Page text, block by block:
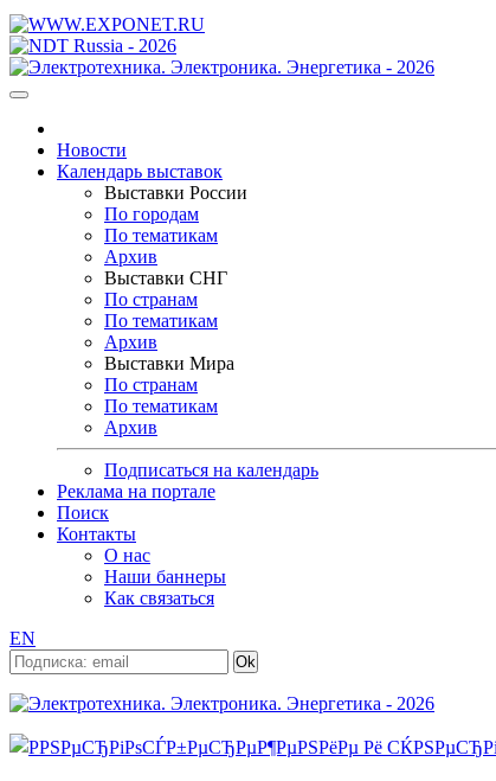
Новости
Календарь выставок
Выставки России
По городам
По тематикам
Архив
Выставки СНГ
По странам
По тематикам
Архив
Выставки Мира
По странам
По тематикам
Архив
Подписаться на календарь
Реклама на портале
Поиск
Контакты
О нас
Наши баннеры
Как связаться
EN